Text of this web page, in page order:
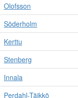
Olofsson
Söderholm
Kerttu
Stenberg
Innala
Perdahl-Täikkö